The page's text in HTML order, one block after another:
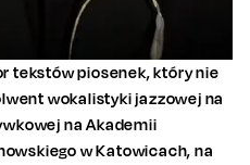
tekstów piosenek, który nie
wokalistyki jazzowej na
na Akademii
w Katowicach, na